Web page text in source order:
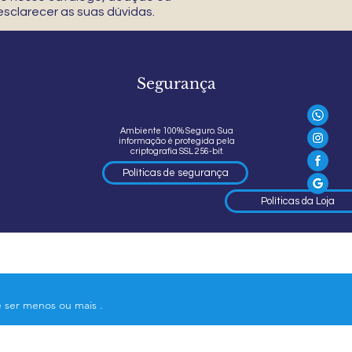
as suas dúvidas.
Segurança
Ambiente 100% Seguro. Sua
informação é protegida pela
criptografia SSL 256-bit.
Políticas de segurança
Políticas da Loja
menos ou mais .